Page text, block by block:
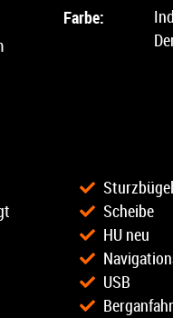
Farbe:
Sturzbügel
Scheibe
HU neu
USB